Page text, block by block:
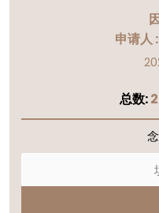
申请人 :
总数: